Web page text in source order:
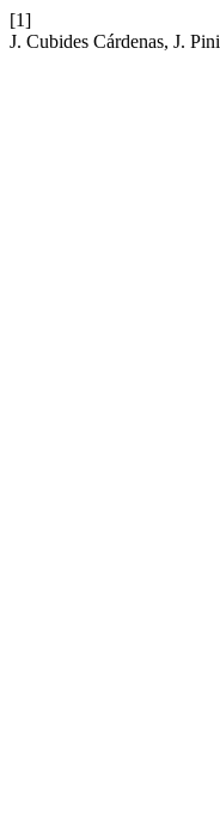
[1]
J. Cubides Cárdenas, J.